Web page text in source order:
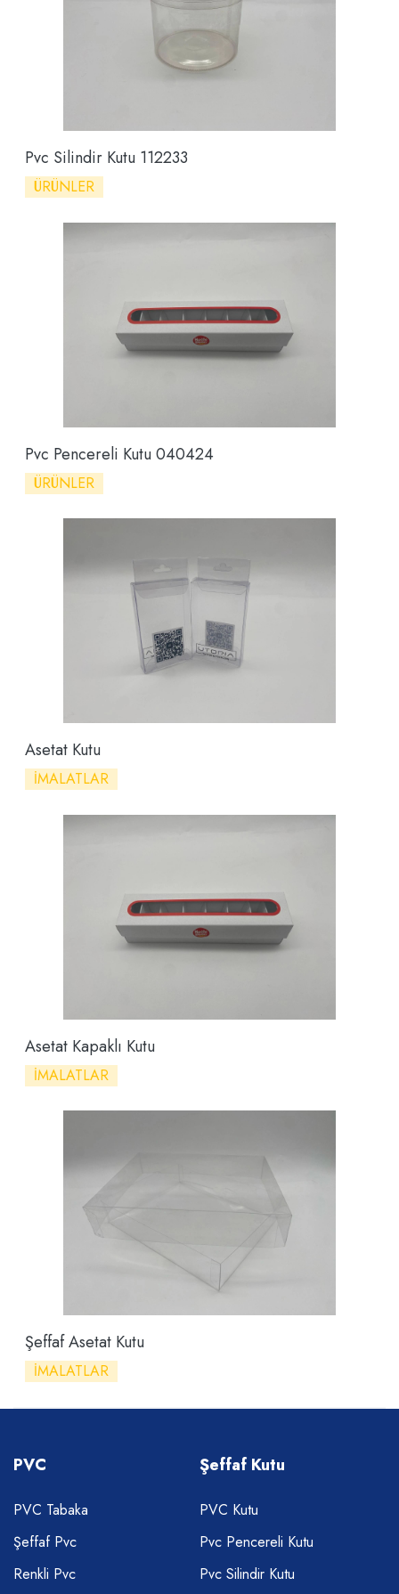
Pvc Silindir Kutu 112233
ÜRÜNLER
Pvc Pencereli Kutu 040424
ÜRÜNLER
Asetat Kutu
İMALATLAR
Asetat Kapaklı Kutu
İMALATLAR
Şeffaf Asetat Kutu
İMALATLAR
PVC
PVC Tabaka
Şeffaf Pvc
Renkli Pvc
Şeffaf Kutu
PVC Kutu
Pvc Pencereli Kutu
Pvc Silindir Kutu